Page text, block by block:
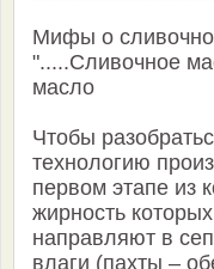
Мифы о
".....Сливочное
масло
Чтобы
технологию
первом этапе из
жирность
направляют в
влаги (пахты –